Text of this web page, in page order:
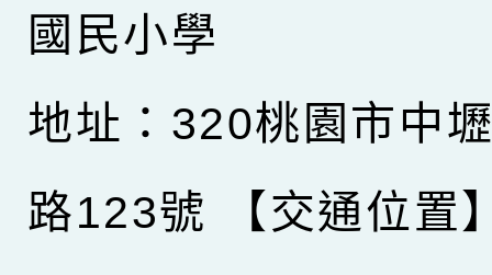
國民小學
地址：320桃園市中
路123號
【交通位置